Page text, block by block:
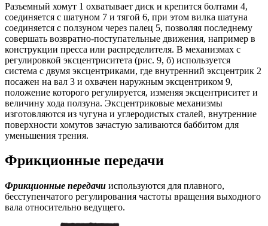
Разъемный хомут 1 охватывает диск и крепится болтами 4,
соединяется с шатуном 7 и тягой 6, при этом вилка шатуна
соединяется с ползуном через палец 5, позволяя последнему
совершать возвратно-поступательные движения, например в
конструкции пресса или распределителя. В механизмах с
регулировкой эксцентриситета (рис. 9, б) используется
система с двумя эксцентриками, где внутренний эксцентрик 2
посажен на вал 3 и охвачен наружным эксцентриком 9,
положение которого регулируется, изменяя эксцентриситет и
величину хода ползуна. Эксцентриковые механизмы
изготовляются из чугуна и углеродистых сталей, внутренние
поверхности хомутов зачастую заливаются баббитом для
уменьшения трения.
Фрикционные передачи
Фрикционные передачи используются для плавного,
бесступенчатого регулирования частоты вращения выходного
вала относительно ведущего.